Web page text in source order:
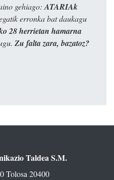
gehiago: ATARIAk
erronka bat daukagu
28 herrietan hamarna
Zu falta zara, bazatoz?
Taldea S.M.
Tolosa 20400